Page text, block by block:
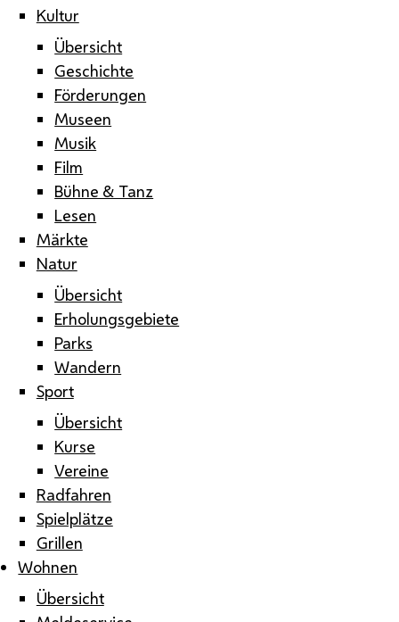
Kultur
Übersicht
Geschichte
Förderungen
Museen
Musik
Film
Bühne & Tanz
Lesen
Märkte
Natur
Übersicht
Erholungsgebiete
Parks
Wandern
Sport
Übersicht
Kurse
Vereine
Radfahren
Spielplätze
Grillen
Wohnen
Übersicht